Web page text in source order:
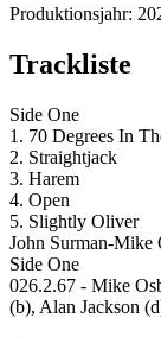
Produktionsjahr:
Trackliste
Side One
1. 70 Degrees In
2. Straightjack
3. Harem
4. Open
5. Slightly Oliver
John Surman-Mike
Side One
026.2.67 - Mike
(b), Alan Jackson